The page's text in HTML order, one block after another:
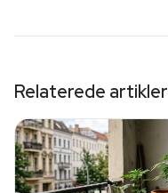
Relaterede artikler